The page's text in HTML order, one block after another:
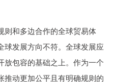
则和多边合作的全球贸易体
球发展方向不符。全球发展应
放包容的基础之上。作为一个
推动更加公平且有明确规则的